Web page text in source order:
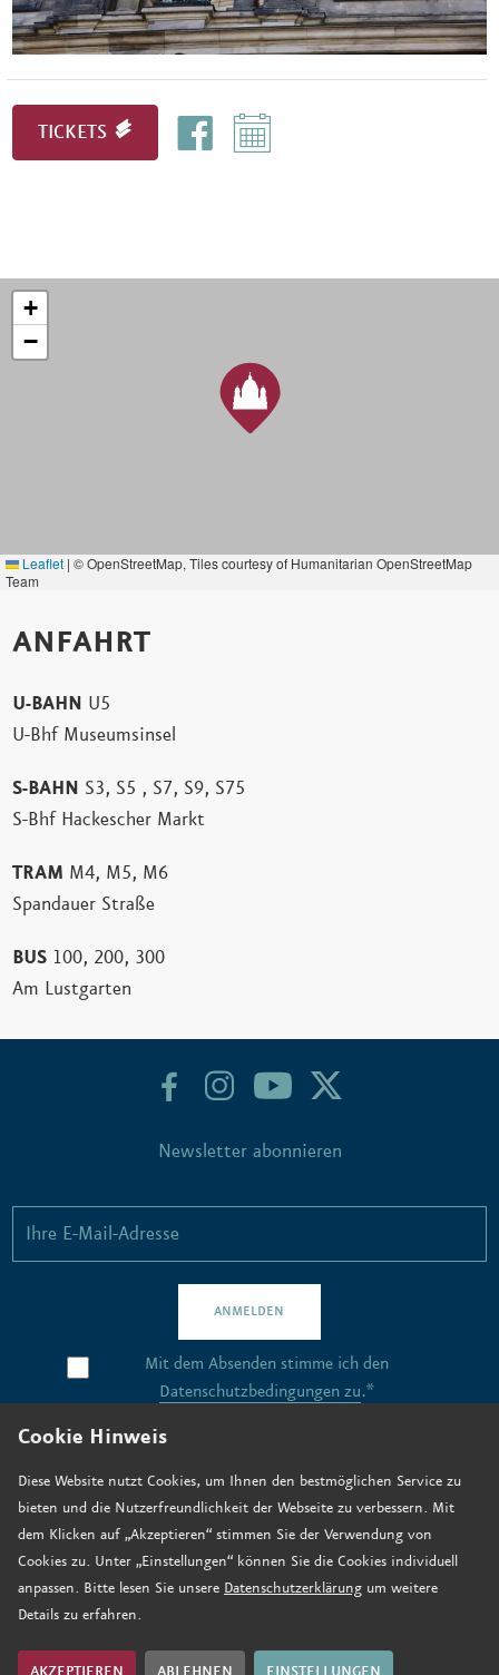
Cookie Hinweis
Diese Website nutzt Cookies, um Ihnen den bestmöglichen Service zu
bieten und die Nutzerfreundlichkeit der Webseite zu verbessern. Mit
dem Klicken auf „Akzeptieren“ stimmen Sie der Verwendung von
Cookies zu. Unter „Einstellungen“ können Sie die Cookies individuell
anpassen. Bitte lesen Sie unsere Datenschutzerklärung um weitere
Details zu erfahren.
TICKETS
+
−
Leaflet | © OpenStreetMap, Tiles courtesy of Humanitarian OpenStreetMap
Team
ANFAHRT
U-BAHN U5
U-Bhf Museumsinsel
S-BAHN S3, S5 , S7, S9, S75
S-Bhf Hackescher Markt
TRAM M4, M5, M6
Spandauer Straße
BUS 100, 200, 300
Am Lustgarten
Newsletter abonnieren
ANMELDEN
Mit dem Absenden stimme ich den
Datenschutzbedingungen zu.*
Kontakt
Stellenangebote
Anfahrt
Jetzt spenden